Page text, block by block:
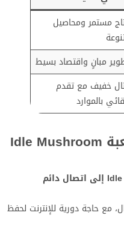
مستمر ومحاصيل
مبانٍ واقتصاد بسيط
خفيف مع تقدم
بالموارد
الأسئلة الشائعة حول لعبة Idle Mushroom
هل تحتاج لعبة Idle Mushroom Garden إلى اتصال دائم
مع حاجة دورية للإنترنت لحفظ